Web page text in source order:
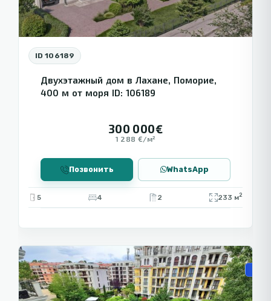
ID 106189
Двухэтажный дом в Лахане, Поморие,
400 м от моря ID: 106189
300 000€
1 288 €/м²
Позвонить WhatsApp
5 4 2 233 м2